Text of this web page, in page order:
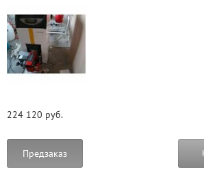
224 120 руб.
Предзаказ